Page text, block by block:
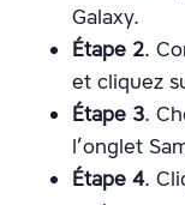
Galaxy.
Étape 2.
et cliquez
Étape 3.
l’onglet
Étape 4.